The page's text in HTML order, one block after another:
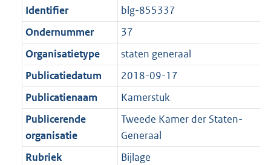
n
f
o
r
m
a
a
t
K
b
o
t
e
:
1
K
b
o
t
t
e
:
1
K
b
Identifier
blg-855337
Ondernummer
37
Organisatietype
staten generaal
Publicatiedatum
2018-09-17
Publicatienaam
Kamerstuk
Publicerende
organisatie
Tweede Kamer der Staten-
Generaal
Rubriek
Bijlage